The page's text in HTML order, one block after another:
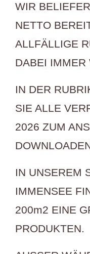
WIR
NETTO
ALLFÄLLIGE
DABEI IMMER
IN DER
SIE ALLE
2026 ZUM
IN UNSEREM
IMMENSEE
200m2 EINE
PRODUKTEN.